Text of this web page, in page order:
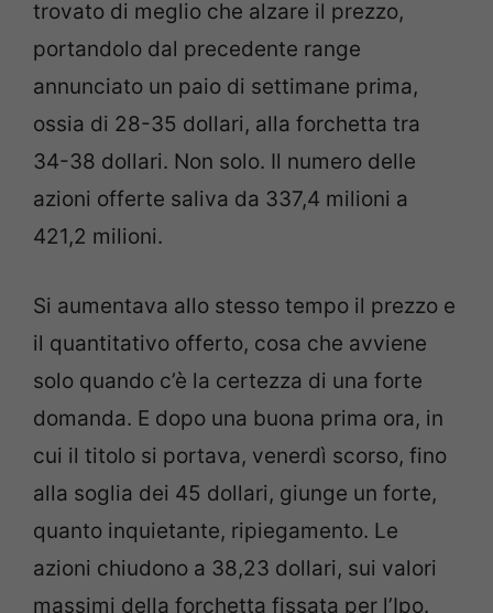
trovato di meglio che alzare il prezzo,
portandolo dal precedente range
annunciato un paio di settimane prima,
ossia di 28-35 dollari, alla forchetta tra
34-38 dollari. Non solo. Il numero delle
azioni offerte saliva da 337,4 milioni a
421,2 milioni.
Si aumentava allo stesso tempo il prezzo e
il quantitativo offerto, cosa che avviene
solo quando c’è la certezza di una forte
domanda. E dopo una buona prima ora, in
cui il titolo si portava, venerdì scorso, fino
alla soglia dei 45 dollari, giunge un forte,
quanto inquietante, ripiegamento. Le
azioni chiudono a 38,23 dollari, sui valori
massimi della forchetta fissata per l’Ipo.